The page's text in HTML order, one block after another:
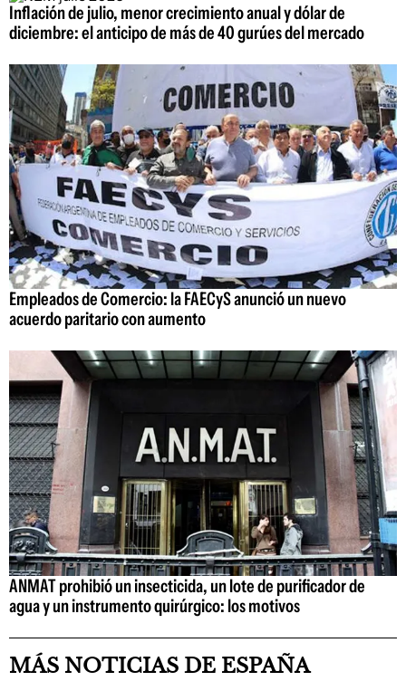
Inflación de julio, menor crecimiento anual y dólar de
diciembre: el anticipo de más de 40 gurúes del mercado
Empleados de Comercio: la FAECyS anunció un nuevo
acuerdo paritario con aumento
ANMAT prohibió un insecticida, un lote de purificador de
agua y un instrumento quirúrgico: los motivos
MÁS NOTICIAS DE ESPAÑA